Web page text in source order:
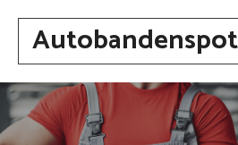
Spring
inhoud